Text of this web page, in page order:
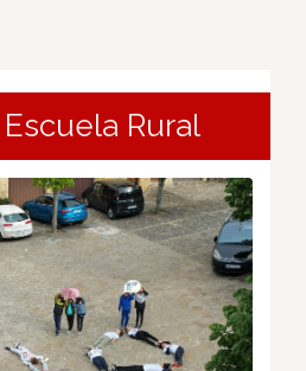
Rural